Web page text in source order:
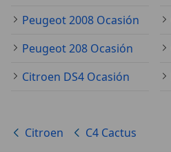
Peugeot 2008 Ocasión
Peugeot 208 Ocasión
Citroen DS4 Ocasión
Citroen C4 Cactus